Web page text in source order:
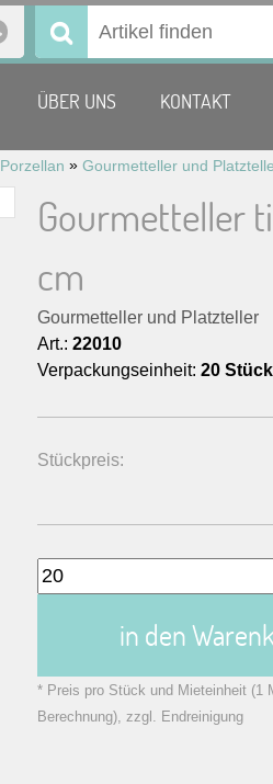
Suchen
ÜBER UNS KONTAKT
Porzellan » Gourmetteller und
Gourmetteller
cm
Gourmetteller und Platzteller
Art.: 22010
Verpackungseinheit: 20 Stück
Stückpreis:
in den
* Preis pro Stück und Mieteinheit (1
Berechnung), zzgl. Endreinigung